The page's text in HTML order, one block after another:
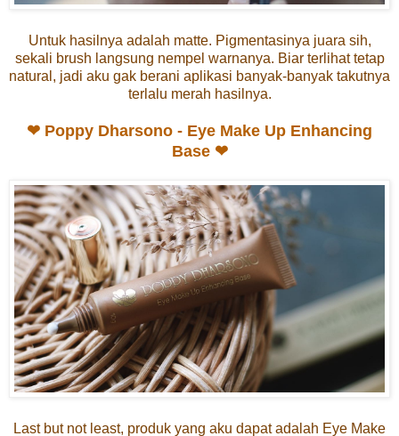
Untuk hasilnya adalah matte. Pigmentasinya juara sih,
sekali brush langsung nempel warnanya. Biar terlihat tetap
natural, jadi aku gak berani aplikasi banyak-banyak takutnya
terlalu merah hasilnya.
❤ Poppy Dharsono - Eye Make Up Enhancing
Base ❤
Last but not least, produk yang aku dapat adalah Eye Make